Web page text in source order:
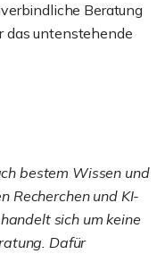
Beratung
das untenstehende
bestem Wissen und
Recherchen und KI-
sich um keine
Dafür